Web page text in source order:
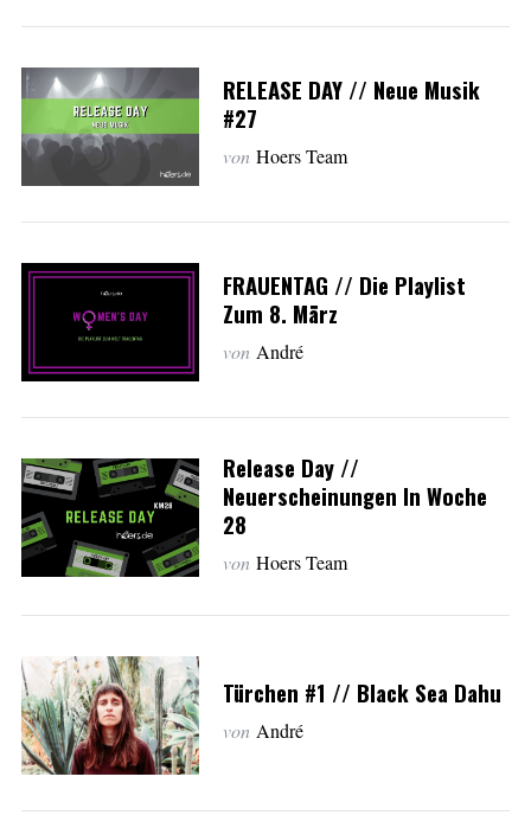
RELEASE DAY // Neue Musik
#27
von Hoers Team
FRAUENTAG // Die Playlist
Zum 8. März
von André
Release Day //
Neuerscheinungen In Woche
28
von Hoers Team
Türchen #1 // Black Sea Dahu
von André